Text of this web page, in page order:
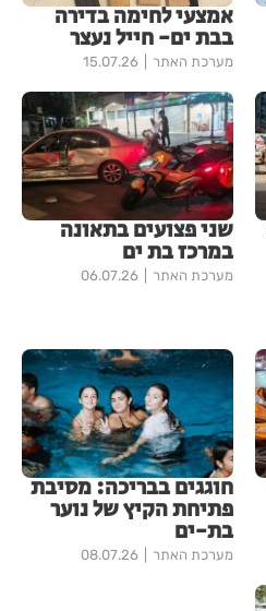
אמצעי לחימה בדירה
בבת ים- חייל נעצר
מערכת האתר 15.07.26
שני פצועים בתאונה
במרכז בת ים
מערכת האתר 06.07.26
חוגגים בבריכה: מסיבת
פתיחת הקיץ של נוער
בת-ים
מערכת האתר 08.07.26